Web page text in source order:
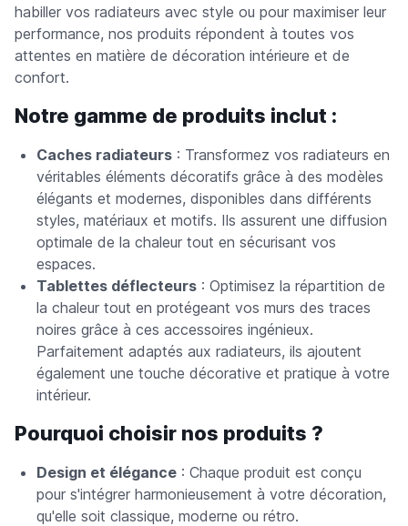
habiller vos radiateurs avec style ou pour maximiser leur
performance, nos produits répondent à toutes vos
attentes en matière de décoration intérieure et de
confort.
Notre gamme de produits inclut :
Caches radiateurs : Transformez vos radiateurs en
véritables éléments décoratifs grâce à des modèles
élégants et modernes, disponibles dans différents
styles, matériaux et motifs. Ils assurent une diffusion
optimale de la chaleur tout en sécurisant vos
espaces.
Tablettes déflecteurs : Optimisez la répartition de
la chaleur tout en protégeant vos murs des traces
noires grâce à ces accessoires ingénieux.
Parfaitement adaptés aux radiateurs, ils ajoutent
également une touche décorative et pratique à votre
intérieur.
Pourquoi choisir nos produits ?
Design et élégance : Chaque produit est conçu
pour s'intégrer harmonieusement à votre décoration,
qu'elle soit classique, moderne ou rétro.